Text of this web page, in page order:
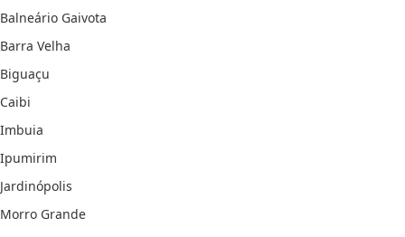
Balneário Gaivota
Barra Velha
Biguaçu
Caibi
Imbuia
Ipumirim
Jardinópolis
Morro Grande